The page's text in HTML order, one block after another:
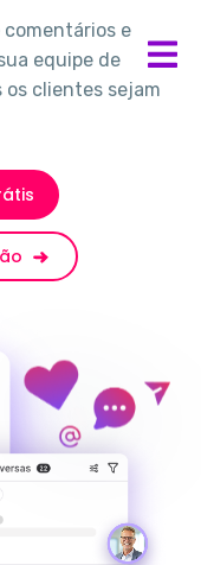
e
equipe de
clientes sejam